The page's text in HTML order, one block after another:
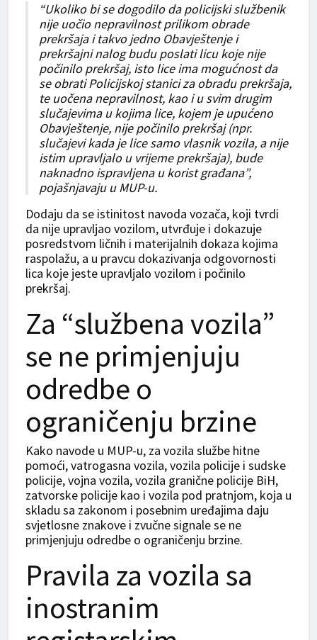
“Ukoliko bi se dogodilo da policijski službenik
nije uočio nepravilnost prilikom obrade
prekršaja i takvo jedno Obavještenje i
prekršajni nalog budu poslati licu koje nije
počinilo prekršaj, isto lice ima mogućnost da
se obrati Policijskoj stanici za obradu prekršaja,
te uočena nepravilnost, kao i u svim drugim
slučajevima u kojima lice, kojem je upućeno
Obavještenje, nije počinilo prekršaj (npr.
slučajevi kada je lice samo vlasnik vozila, a nije
istim upravljalo u vrijeme prekršaja), bude
naknadno ispravljena u korist građana”,
pojašnjavaju u MUP-u.
Dodaju da se istinitost navoda vozača, koji tvrdi
da nije upravljao vozilom, utvrđuje i dokazuje
posredstvom ličnih i materijalnih dokaza kojima
raspolažu, a u pravcu dokazivanja odgovornosti
lica koje jeste upravljalo vozilom i počinilo
prekršaj.
Za “službena vozila”
se ne primjenjuju
odredbe o
ograničenju brzine
Kako navode u MUP-u, za vozila službe hitne
pomoći, vatrogasna vozila, vozila policije i sudske
policije, vojna vozila, vozila granične policije BiH,
zatvorske policije kao i vozila pod pratnjom, koja u
skladu sa zakonom i posebnim uređajima daju
svjetlosne znakove i zvučne signale se ne
primjenjuju odredbe o ograničenju brzine.
Pravila za vozila sa
inostranim